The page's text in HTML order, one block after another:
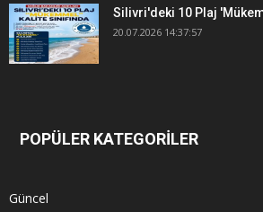
Silivri'deki 10 Plaj
20.07.2026 14:37:57
POPÜLER KATEGORİLER
Güncel